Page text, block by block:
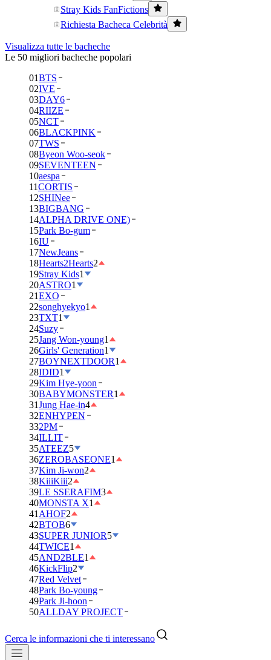
Stray Kids FanFictions
Richiesta Bacheca Celebrità
Visualizza tutte le bacheche
Le 50 migliori bacheche popolari
01BTS
02IVE
03DAY6
04RIIZE
05NCT
06BLACKPINK
07TWS
08Byeon Woo-seok
09SEVENTEEN
10aespa
11CORTIS
12SHINee
13BIGBANG
14ALPHA DRIVE ONE)
15Park Bo-gum
16IU
17NewJeans
18Hearts2Hearts2
19Stray Kids1
20ASTRO1
21EXO
22songhyekyo1
23TXT1
24Suzy
25Jang Won-young1
26Girls' Generation1
27BOYNEXTDOOR1
28IDID1
29Kim Hye-yoon
30BABYMONSTER1
31Jung Hae-in4
32ENHYPEN
332PM
34ILLIT
35ATEEZ5
36ZEROBASEONE1
37Kim Ji-won2
38KiiiKiii2
39LE SSERAFIM3
40MONSTA X1
41 AHOF2
42BTOB6
43SUPER JUNIOR5
44TWICE1
45AND2BLE1
46KickFlip2
47Red Velvet
48Park Bo-young
49Park Ji-hoon
50ALLDAY PROJECT
Cerca le informazioni che ti interessano